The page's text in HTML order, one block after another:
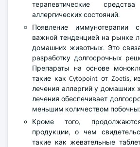
терапевтические
аллергических состояний.
Появление иммунотерапии
важной тенденцией на рынке
домашних животных. Это
разработку долгосрочных
Препараты на основе
такие как Cytopoint от Zoetis,
лечения аллергий у домашних
лечения обеспечивает
меньшим количеством
Кроме того,
продукции, о чем
такие как жевательные